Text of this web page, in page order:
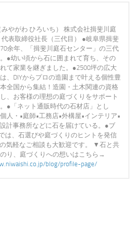
やがわ ひろいち） 株式会社揖斐川庭
表取締役社長（三代目） ●岐阜県揖斐
70余年、「揖斐川庭石センター」の三代
●幼い頃から石に囲まれて育ち、その
て家業を継ぎました。●2500坪の広大
、DIYからプロの造園まで叶える個性豊
全国から集結！造園・土木関連の資格
、お客様の理想の庭づくりをサポート
●「ネット通販時代の石材店」とし
人・•庭師•工務店•外構屋•インテリア•
計事務所などに石を届けている。●ブ
は、石選びや庭づくりのヒントを発信
気軽なご相談も大歓迎です。 ▼石と共
り、庭づくりへの想いはこちら→
blog/profile-page/